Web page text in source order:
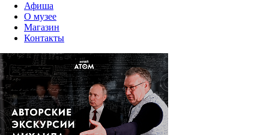
Афиша
О музее
Магазин
Контакты